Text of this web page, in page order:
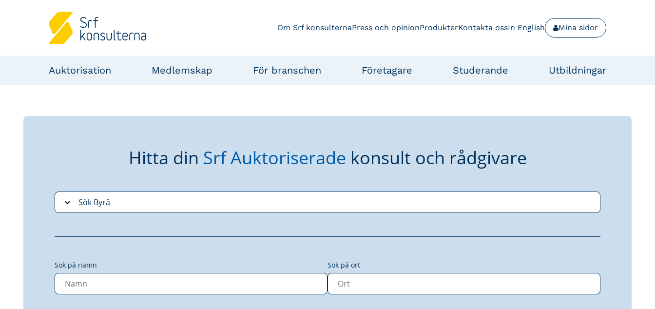
Om Srf konsulternaPress och opinionProdukterKontakta ossIn English Mina sidor
Auktorisation Medlemskap För branschen Företagare Studerande Utbildningar
Hitta din Srf Auktoriserade konsult och rådgivare
Sök på namn Sök på ort